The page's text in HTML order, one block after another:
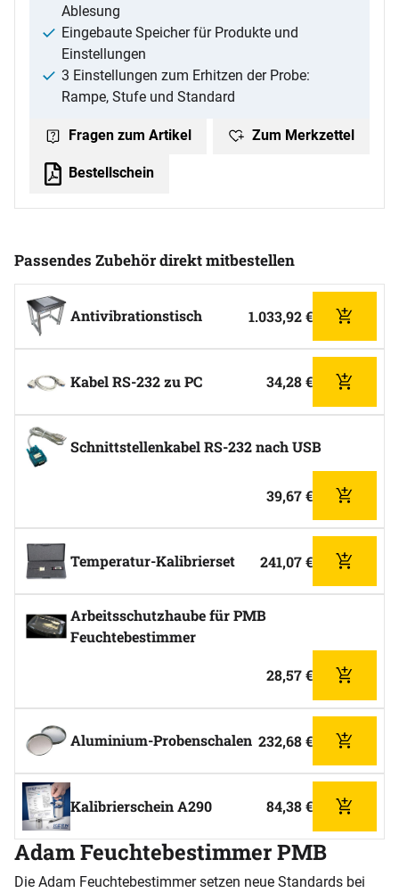
Ablesung
Eingebaute Speicher für Produkte und
Einstellungen
3 Einstellungen zum Erhitzen der Probe:
Rampe, Stufe und Standard
Fragen zum Artikel Zum Merkzettel
Bestellschein
Passendes Zubehör direkt mitbestellen
Zubehör überspringen
Antivibrationstisch
1.033,92€
Kabel RS-232 zu PC 34,28€
Schnittstellenkabel RS-232 nach USB
39,67€
Temperatur-Kalibrierset 241,07€
Arbeitsschutzhaube für PMB
Feuchtebestimmer
28,57€
Aluminium-Probenschalen 232,68€
Kalibrierschein A290 84,38€
Adam Feuchtebestimmer PMB
Die Adam Feuchtebestimmer setzen neue Standards bei